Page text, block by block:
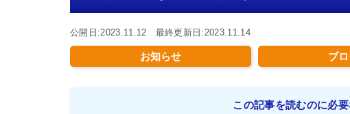
公開日:2023.11.12 最終更新日:2023.11.14
お知らせ ブ
この記事を読むのに必要